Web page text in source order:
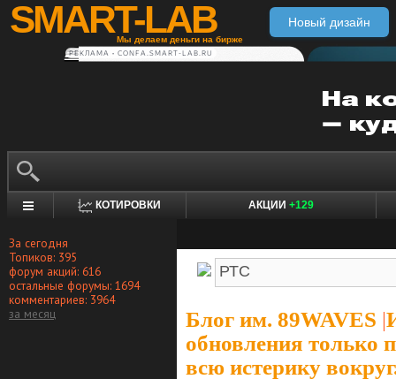
SMART-LAB
Мы делаем деньги на бирже
Новый дизайн
РЕКЛАМА • CONFA.SMART-LAB.RU
КОТИРОВКИ АКЦИИ +129
За сегодня
Топиков: 395
форум акций: 616
остальные форумы: 1694
комментариев: 3964
за месяц
Блог им. 89WAVES |
обновления только
всю истерику